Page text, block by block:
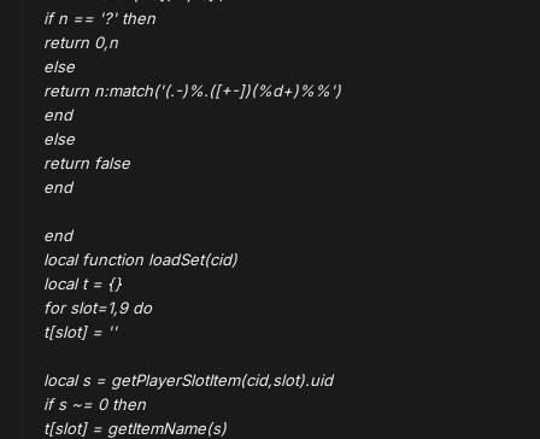
if n == '?' then
return 0,n
else
return n:match('(.-)%.([+-])(%d+)%%')
end
else
return false
end
end
local function loadSet(cid)
local t = {}
for slot=1,9 do
t[slot] = ''
local s = getPlayerSlotItem(cid,slot).uid
if s ~= 0 then
t[slot] = getItemName(s)